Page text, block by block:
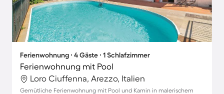
Ferienwohnung ∙ 4 Gäste ∙ 1 Schlafzimmer
Ferienwohnung mit Pool
Loro Ciuffenna, Arezzo, Italien
Gemütliche Ferienwohnung mit Pool und Kamin in malerischem